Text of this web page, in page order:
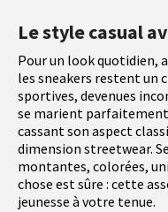
Le style casual
Pour un look
les sneakers restent un
sportives, devenues
se marient parfaitement
cassant son aspect
dimension streetwear.
montantes, colorées,
chose est sûre : cette
jeunesse à votre tenue.